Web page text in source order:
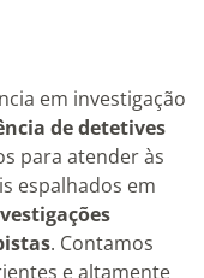
em investigação
de detetives
para atender às
espalhados em
. Contamos
e altamente